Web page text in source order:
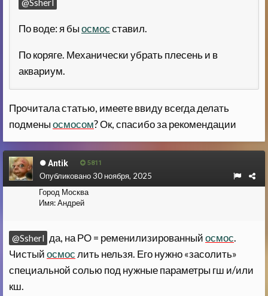
@Ssherl
По воде: я быосмосставил.
По коряге. Механически убрать плесень и в
аквариум.
Прочитала статью, имеете ввиду всегда делать
подменыосмосом? Ок, спасибо за рекомендации
Antik 5811
Город Москва
Имя:Андрей
Опубликовано30 ноября, 2025
@Ssherl да, на РО = ременилизированныйосмос.
Чистыйосмослить нельзя. Его нужно «засолить»
специальной солью под нужные параметры гш и/или
кш.